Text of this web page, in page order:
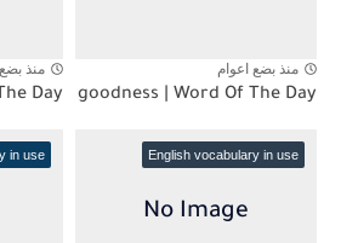
منذ بضع اعوام
goodness | Word Of The Day
منذ
Day
English vocabulary in use
in use